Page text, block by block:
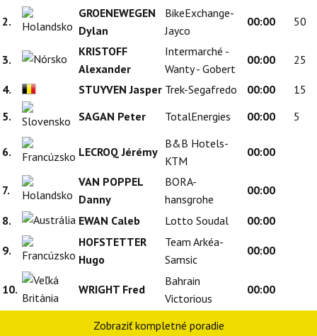
2.
GROENEWEGEN
Dylan
BikeExchange-
Jayco
00:00 50
3.
KRISTOFF
Alexander
Intermarché -
Wanty - Gobert
00:00 25
4. STUYVEN Jasper Trek-Segafredo 00:00
15
5.
SAGAN Peter TotalEnergies 00:00 5
6. LECROQ Jérémy
B&B Hotels-
KTM
00:00
7.
VAN POPPEL
Danny
BORA-
hansgrohe
00:00
8. EWAN Caleb Lotto Soudal 00:00
9.
HOFSTETTER
Hugo
Team Arkéa-
Samsic
00:00
10. WRIGHT Fred
Bahrain
Victorious
00:00
Zobraziť kompletné poradie